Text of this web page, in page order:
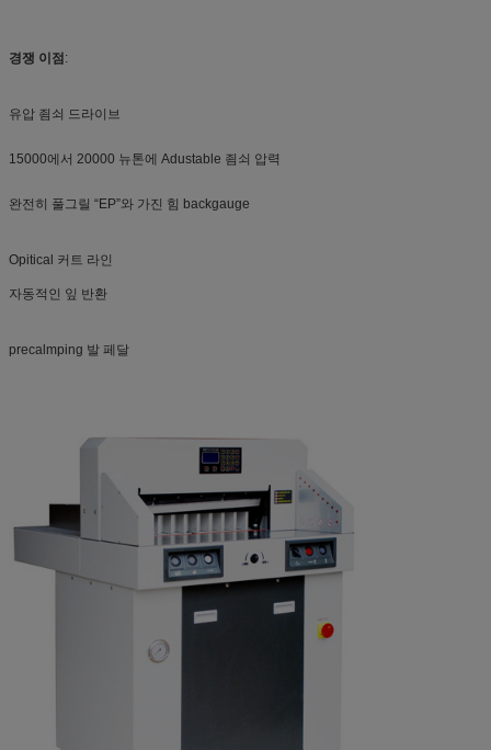
경쟁 이점:
유압 죔쇠 드라이브
15000에서 20000 뉴톤에 Adustable 죔쇠 압력
완전히 풀그릴 “EP”와 가진 힘 backgauge
Opitical 커트 라인
자동적인 잎 반환
precalmping 발 페달